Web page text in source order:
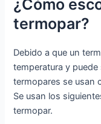
¿Cómo
termopar?
Debido a que un
temperatura y
termopares se usan
Se usan los
termopar.